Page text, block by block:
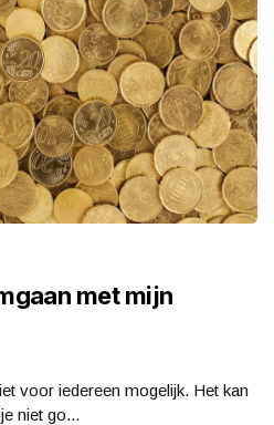
met mijn
voor iedereen mogelijk. Het kan
niet go...